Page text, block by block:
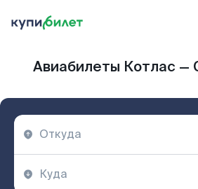
Авиабилеты Котлас —